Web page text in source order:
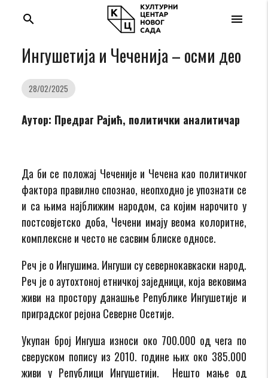
menu
search
Ингушетија и Чеченија – осми део
28/02/2025
Аутор: Предраг Рајић, политички аналитичар
Да би се положај Чеченије и Чечена као политичког
фактора правилно спознао, неопходно је упознати се
и са њима најближим народом, са којим нарочито у
постсовјетско доба, Чечени имају веома колоритне,
комплексне и често не сасвим блиске односе.
Реч је о Ингушима. Ингуши су севернокавкаски народ.
Реч је о аутохтоној етничкој заједници, која вековима
живи на простору данашње Републике Ингушетије и
приградског рејона Северне Осетије.
Укупан број Ингуша износи око 700.000 од чега по
сверуском попису из 2010. године њих око 385.000
живи у Републици Ингушетији. Нешто мање од